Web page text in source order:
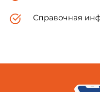
Справочная